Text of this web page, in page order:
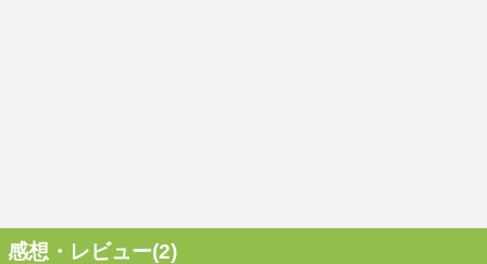
感想・レビュー(2)